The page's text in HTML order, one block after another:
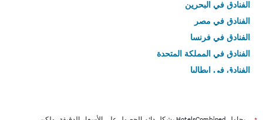
الفنادق في البحرين
الفنادق في مصر
الفنادق في فرنسا
الفنادق في المملكة المتحدة
الفنادق في إيطاليا